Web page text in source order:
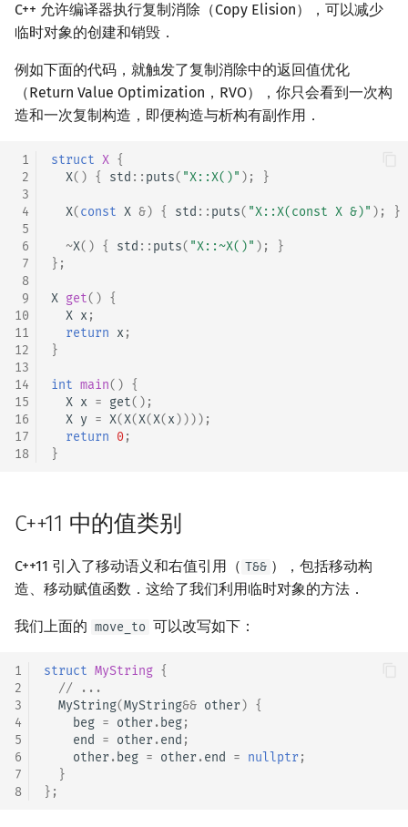
C++ 允许编译器执行复制消除（Copy Elision），可以减少
临时对象的创建和销毁．
例如下面的代码，就触发了复制消除中的返回值优化
（Return Value Optimization，RVO），你只会看到一次构
造和一次复制构造，即便构造与析构有副作用．
1
2
3
4
5
6
7
8
9
10
11
12
13
14
15
16
17
18
struct X {
X() { std :: puts( "X::X()" ); }
X(const X &) { std :: puts( "X::X(const X &)" ); }
~X() { std :: puts( "X::~X()" );
}
};
X get() {
X x;
return x;
}
int main() {
X x = get();
X y = X(X(X(X(x))));
return 0;
}
C++11 中的值类别
C++11 引入了移动语义和右值引用（ T&& ），包括移动构
造、移动赋值函数．这给了我们利用临时对象的方法．
我们上面的 move_to 可以改写如下：
1
2
3
4
5
6
7
8
struct MyString {
// ...
MyString(MyString&& other) {
beg = other. beg;
end
= other.end ;
other. beg = other.end = nullptr;
}
};